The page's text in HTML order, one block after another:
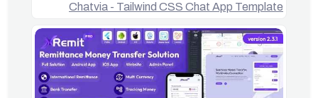
Chatvia - Tailwind CSS Chat App Template